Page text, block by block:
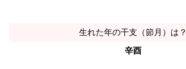
生れた年の干支（節月）は？
辛酉